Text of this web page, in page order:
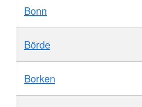
Bonn
Börde
Borken